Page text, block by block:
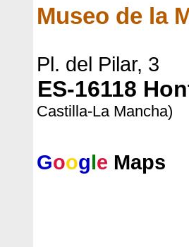
Museo de la
Pl. del Pilar, 3
ES-16118
Castilla-La Mancha)
Google Maps